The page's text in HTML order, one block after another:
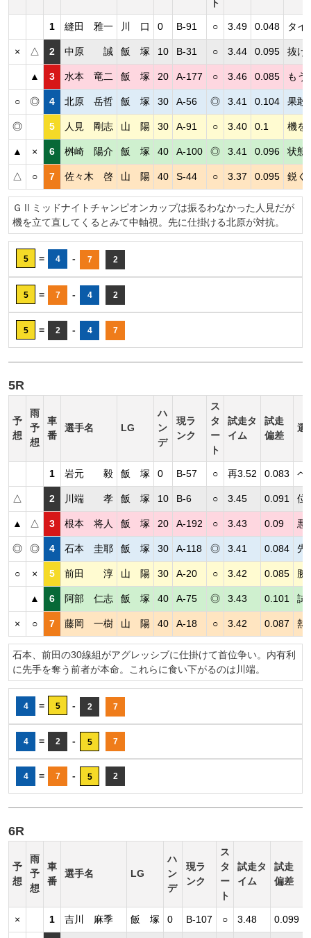
ト
1 縫田 雅一 川 口 0 B-91 ○ 3.49 0.048 タイ
× △ 2 中原 誠 飯 塚 10 B-31 ○ 3.44 0.095 抜け
▲ 3 水本 竜二 飯 塚 20 A-177 ○ 3.46 0.085 もう
○ ◎ 4 北原 岳哲 飯 塚 30 A-56 ◎ 3.41 0.104 果敢
◎ 5 人見 剛志 山 陽 30 A-91 ○ 3.40 0.1 機を
▲ × 6 桝崎 陽介 飯 塚 40 A-100 ◎ 3.41 0.096 状態
△ ○ 7 佐々木 啓 山 陽 40 S-44 ○ 3.37 0.095 鋭く
ＧⅡミッドナイトチャンピオンカップは振るわなかった人見だが
機を立て直してくるとみて中軸視。先に仕掛ける北原が対抗。
5 = 4 - 7 2
5 = 7 - 4 2
5 = 2 - 4 7
5R
予
想
雨
予
想
車
番
選手名 LG
ハ
ン
デ
現ラ
ンク
ス
タ
ー
ト
試走タ
イム
試走
偏差
選
1 岩元 毅 飯 塚 0 B-57 ○ 再3.52 0.083 ペ
△ 2 川端 孝 飯 塚 10 B-6 ○ 3.45 0.091 位
▲ △ 3 根本 将人 飯 塚 20 A-192 ○ 3.43 0.09 悪
◎ ◎ 4 石本 圭耶 飯 塚 30 A-118 ◎ 3.41 0.084 先
○ × 5 前田 淳 山 陽 30 A-20 ○ 3.42 0.085 勝
▲ 6 阿部 仁志 飯 塚 40 A-75 ◎ 3.43 0.101 試
× ○ 7 藤岡 一樹 山 陽 40 A-18 ○ 3.42 0.087 熱
石本、前田の30線組がアグレッシブに仕掛けて首位争い。内有利
に先手を奪う前者が本命。これらに食い下がるのは川端。
4 = 5 - 2 7
4 = 2 - 5 7
4 = 7 - 5 2
6R
予
想
雨
予
想
車
番
選手名 LG
ハ
ン
デ
現ラ
ンク
ス
タ
ー
ト
試走タ
イム
試走
偏差
× 1 吉川 麻季 飯 塚 0 B-107 ○ 3.48 0.099